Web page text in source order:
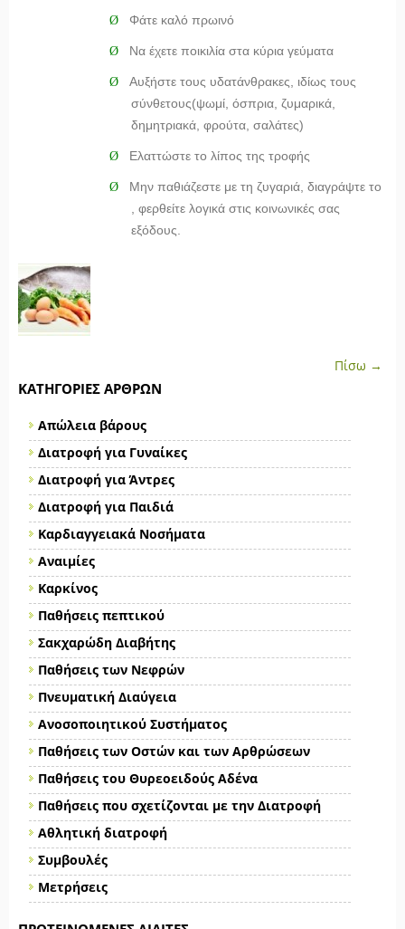
Ø Φάτε καλό πρωινό
Ø Να έχετε ποικιλία στα κύρια γεύματα
Ø
Αυξήστε τους υδατάνθρακες, ιδίως τους
σύνθετους(ψωμί, όσπρια, ζυμαρικά,
δημητριακά, φρούτα, σαλάτες)
Ø Ελαττώστε το λίπος της τροφής
Ø
Μην παθιάζεστε με τη ζυγαριά, διαγράψτε το
, φερθείτε λογικά στις κοινωνικές σας
εξόδους.
Πίσω →
ΚΑΤΗΓΟΡΊΕΣ ΆΡΘΡΩΝ
Απώλεια βάρους
Διατροφή για Γυναίκες
Διατροφή για Άντρες
Διατροφή για Παιδιά
Καρδιαγγειακά Νοσήματα
Αναιμίες
Καρκίνος
Παθήσεις πεπτικού
Σακχαρώδη Διαβήτης
Παθήσεις των Νεφρών
Πνευματική Διαύγεια
Ανοσοποιητικού Συστήματος
Παθήσεις των Οστών και των Αρθρώσεων
Παθήσεις του Θυρεοειδούς Αδένα
Παθήσεις που σχετίζονται με την Διατροφή
Αθλητική διατροφή
Συμβουλές
Μετρήσεις